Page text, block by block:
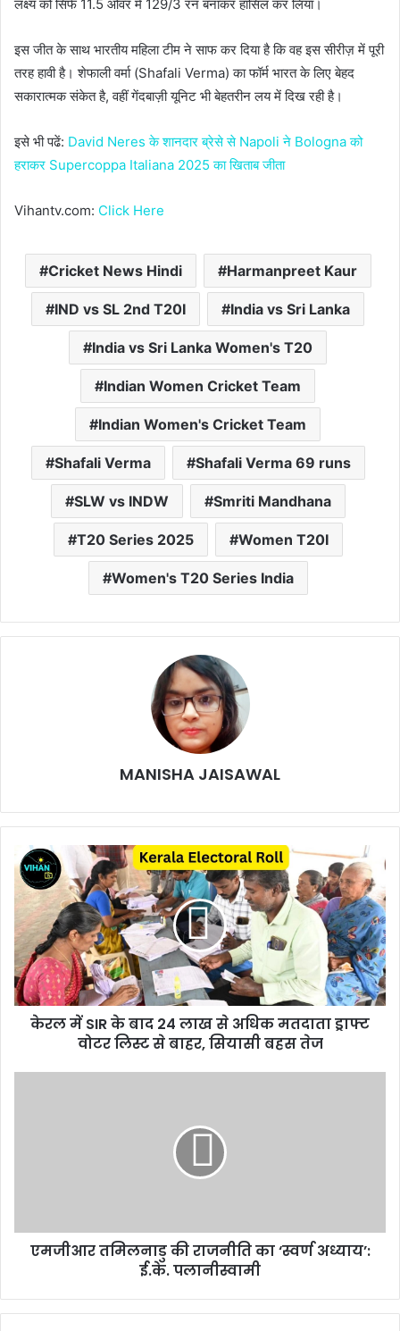
लक्ष्य को सिर्फ 11.5 ओवर में 129/3 रन बनाकर हासिल कर लिया।
इस जीत के साथ भारतीय महिला टीम ने साफ कर दिया है कि वह इस सीरीज़ में पूरी
तरह हावी है। शेफाली वर्मा (Shafali Verma) का फॉर्म भारत के लिए बेहद
सकारात्मक संकेत है, वहीं गेंदबाज़ी यूनिट भी बेहतरीन लय में दिख रही है।
इसे भी पढें: David Neres के शानदार ब्रेसे से Napoli ने Bologna को
हराकर Supercoppa Italiana 2025 का खिताब जीता
Vihantv.com: Click Here
Cricket News Hindi Harmanpreet Kaur
IND vs SL 2nd T20I India vs Sri Lanka
India vs Sri Lanka Women's T20
Indian Women Cricket Team
Indian Women's Cricket Team
Shafali Verma Shafali Verma 69 runs
SLW vs INDW Smriti Mandhana
T20 Series 2025 Women T20I
Women's T20 Series India
MANISHA JAISAWAL
केरल में SIR के बाद 24 लाख से अधिक मतदाता ड्राफ्ट
वोटर लिस्ट से बाहर, सियासी बहस तेज
एमजीआर तमिलनाडु की राजनीति का ‘स्वर्ण अध्याय’:
ई.के. पलानीस्वामी